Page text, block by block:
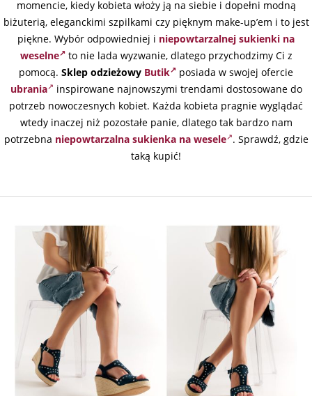
momencie, kiedy kobieta włoży ją na siebie i dopełni modną
biżuterią, eleganckimi szpilkami czy pięknym make-up’em i to jest
piękne. Wybór odpowiedniej i niepowtarzalnej sukienki na
weselne
to nie lada wyzwanie, dlatego przychodzimy Ci z
pomocą. Sklep odzieżowy Butik
posiada w swojej ofercie
ubrania
inspirowane najnowszymi trendami dostosowane do
potrzeb nowoczesnych kobiet. Każda kobieta pragnie wyglądać
wtedy inaczej niż pozostałe panie, dlatego tak bardzo nam
potrzebna niepowtarzalna sukienka na wesele . Sprawdź, gdzie
taką kupić!